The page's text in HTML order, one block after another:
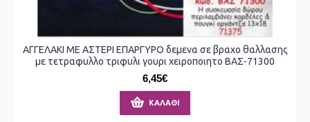
ΑΓΓΕΛΑΚΙ ΜΕ ΑΣΤΕΡΙ ΕΠΑΡΓΥΡΟ δεμενα σε βραχο θαλλασης
με τετραφυλλο τριφυλι γουρι χειροποιητο ΒΑΣ-71300
6,45€
ΚΑΛΆΘΙ